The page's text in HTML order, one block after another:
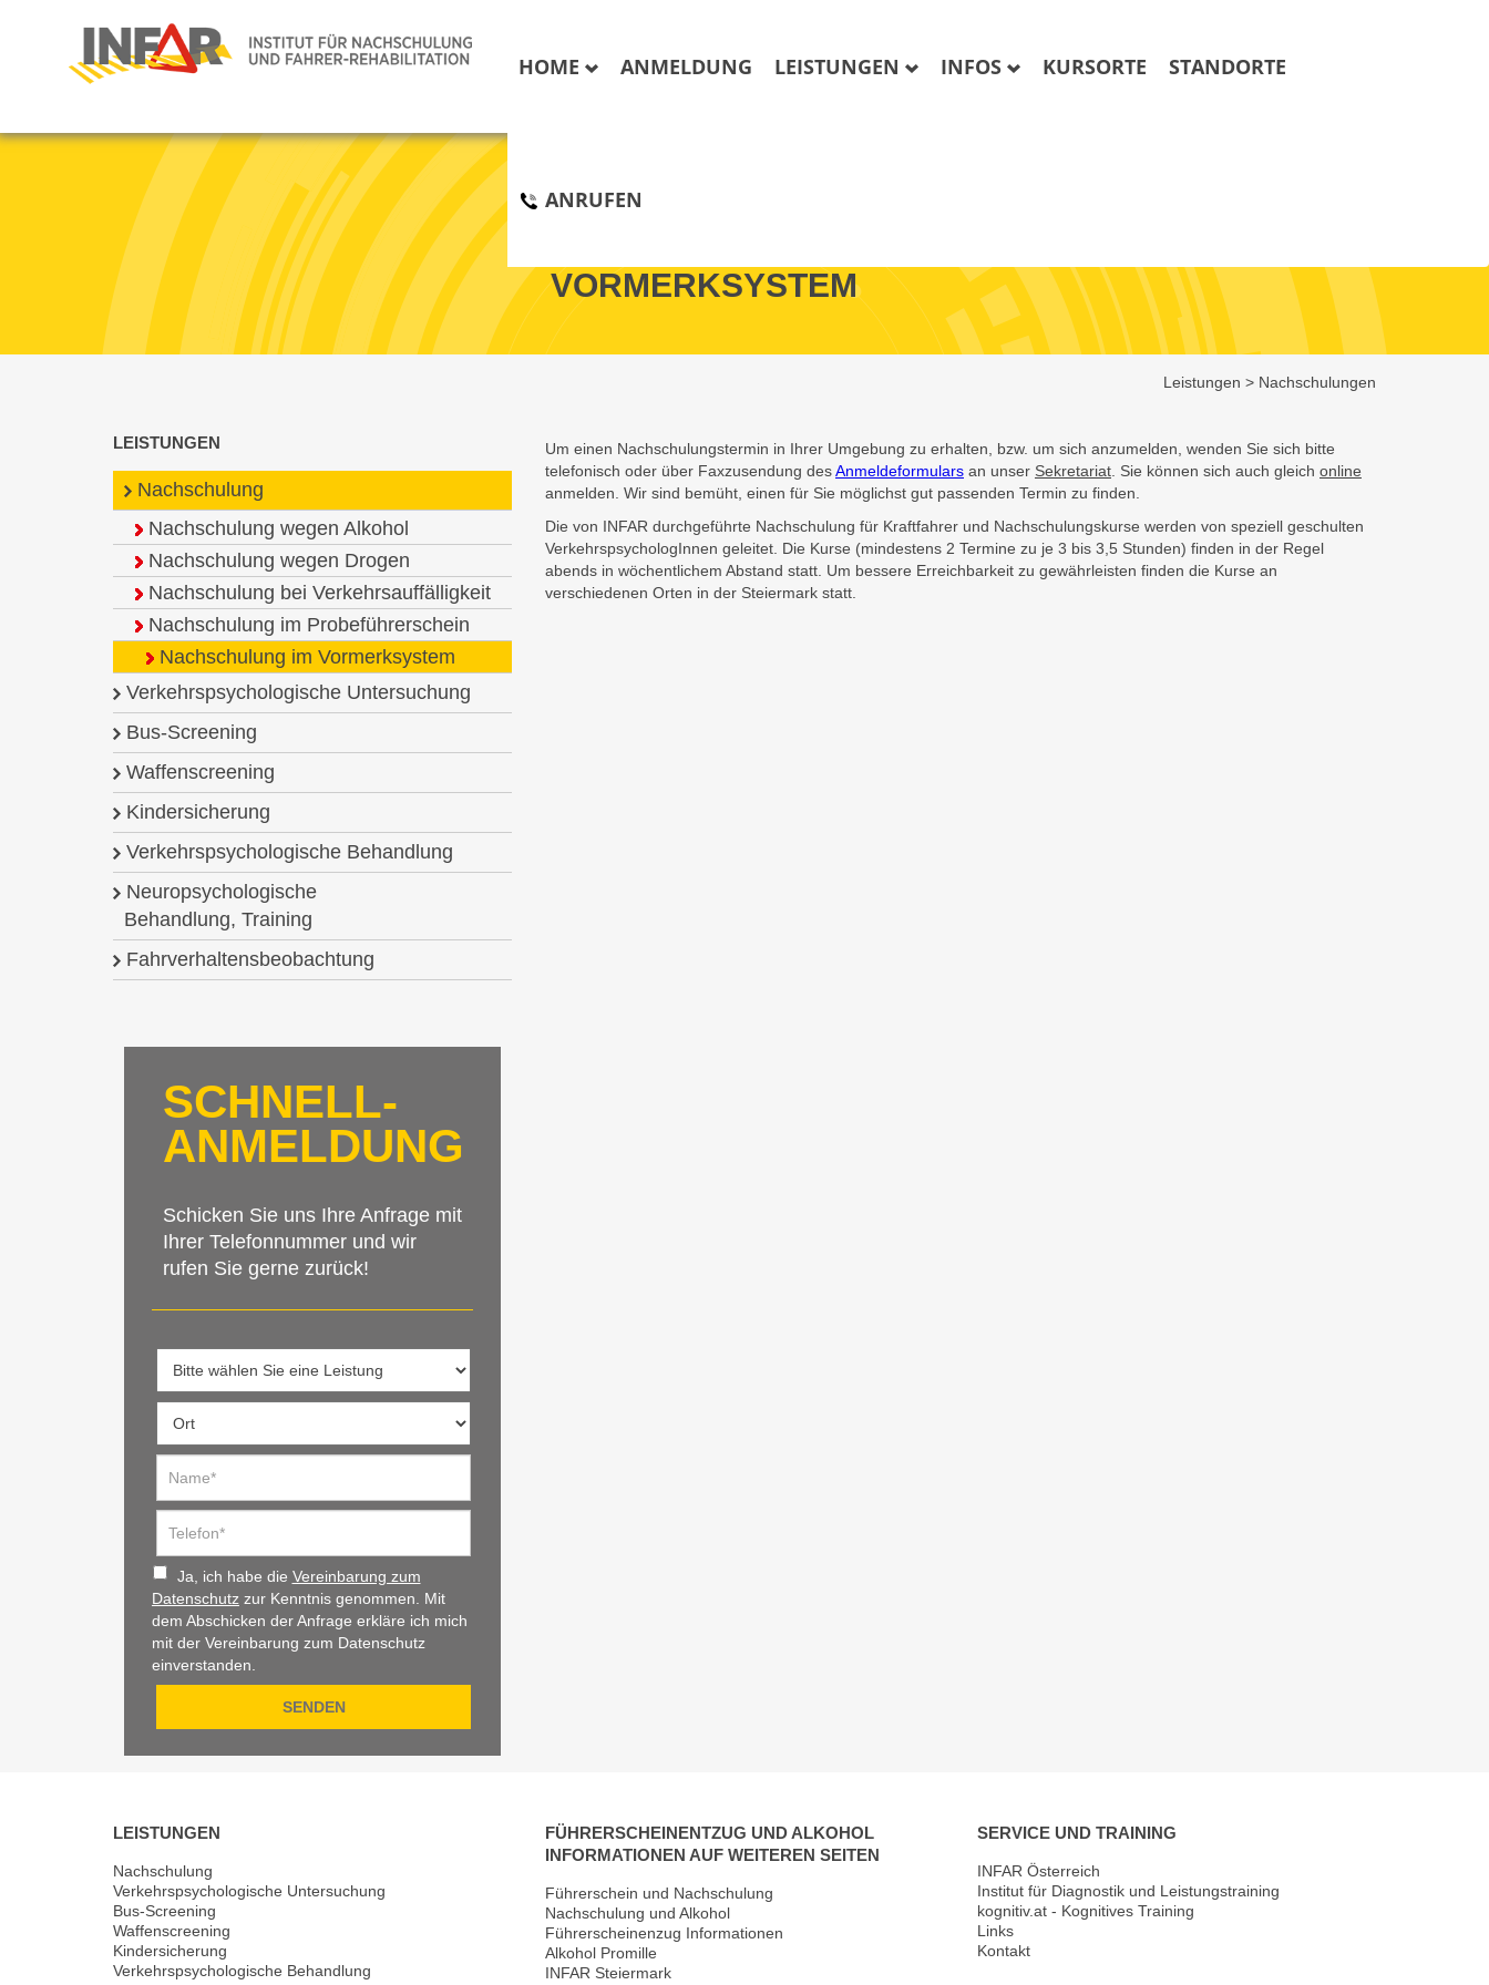
HOME ANMELDUNG LEISTUNGEN INFOS KURSORTE STANDORTE
ANRUFEN
VORMERKSYSTEM
Leistungen > Nachschulungen
LEISTUNGEN
Nachschulung
Nachschulung wegen Alkohol
Nachschulung wegen Drogen
Nachschulung bei Verkehrsauffälligkeit
Nachschulung im Probeführerschein
Nachschulung im Vormerksystem
Verkehrspsychologische Untersuchung
Bus-Screening
Waffenscreening
Kindersicherung
Verkehrspsychologische Behandlung
Neuropsychologische
Behandlung, Training
Fahrverhaltensbeobachtung
SCHNELL-
ANMELDUNG
Schicken Sie uns Ihre Anfrage mit
Ihrer Telefonnummer und wir
rufen Sie gerne zurück!
Ja, ich habe die Vereinbarung zum
Datenschutz zur Kenntnis genommen. Mit
dem Abschicken der Anfrage erkläre ich mich
mit der Vereinbarung zum Datenschutz
einverstanden.
Um einen Nachschulungstermin in Ihrer Umgebung zu erhalten, bzw. um sich anzumelden, wenden Sie sich bitte
telefonisch oder über Faxzusendung desAnmeldeformulars an unser Sekretariat . Sie können sich auch gleich online
anmelden. Wir sind bemüht, einen für Sie möglichst gut passenden Termin zu finden.
Die von INFAR durchgeführte Nachschulung für Kraftfahrer und Nachschulungskurse werden von speziell geschulten
VerkehrspsychologInnen geleitet. Die Kurse (mindestens 2 Termine zu je 3 bis 3,5 Stunden) finden in der Regel
abends in wöchentlichem Abstand statt. Um bessere Erreichbarkeit zu gewährleisten finden die Kurse an
verschiedenen Orten in der Steiermark statt.
LEISTUNGEN
Nachschulung
Verkehrspsychologische Untersuchung
Bus-Screening
Waffenscreening
Kindersicherung
Verkehrspsychologische Behandlung
FÜHRERSCHEINENTZUG UND ALKOHOL
INFORMATIONEN AUF WEITEREN SEITEN
Führerschein und Nachschulung
Nachschulung und Alkohol
Führerscheinenzug Informationen
Alkohol Promille
INFAR Steiermark
SERVICE UND TRAINING
INFAR Österreich
Institut für Diagnostik und Leistungstraining
kognitiv.at - Kognitives Training
Links
Kontakt